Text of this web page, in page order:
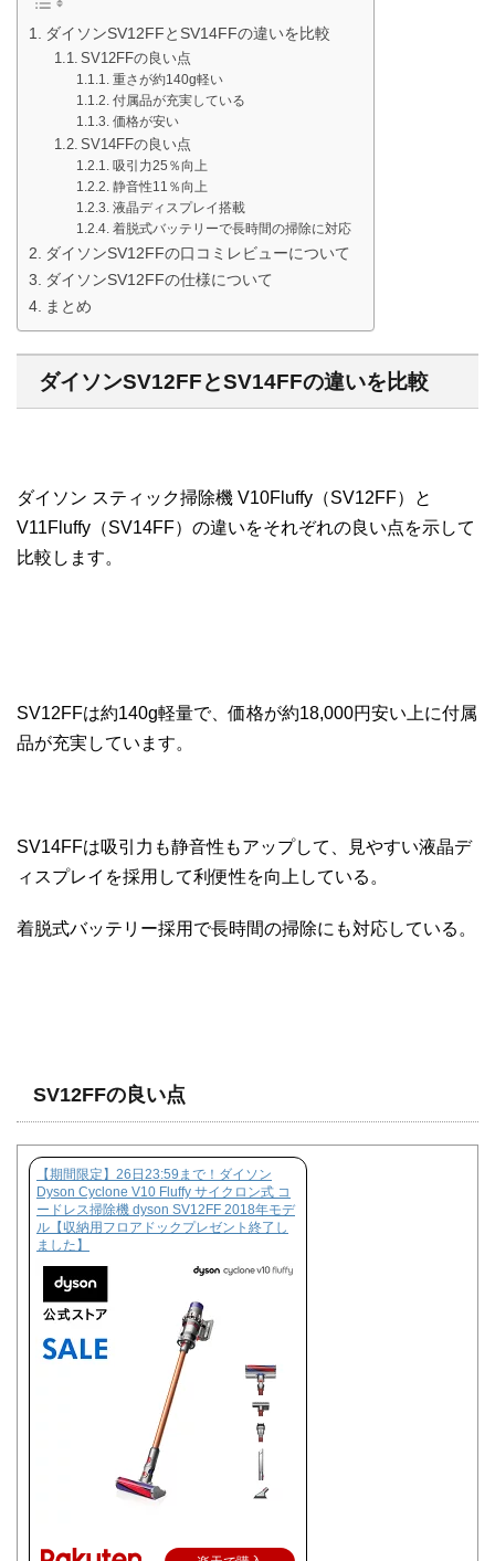
ダイソンSV12FFとSV14FFの違いを比較
SV12FFの良い点
重さが約140g軽い
付属品が充実している
価格が安い
SV14FFの良い点
吸引力25％向上
静音性11％向上
液晶ディスプレイ搭載
着脱式バッテリーで長時間の掃除に対応
ダイソンSV12FFの口コミレビューについて
ダイソンSV12FFの仕様について
まとめ
ダイソンSV12FFとSV14FFの違いを比較
ダイソン スティック掃除機 V10Fluffy（SV12FF）と
V11Fluffy（SV14FF）の違いをそれぞれの良い点を示して
比較します。
SV12FFは約140g軽量で、価格が約18,000円安い上に付属
品が充実しています。
SV14FFは吸引力も静音性もアップして、見やすい液晶デ
ィスプレイを採用して利便性を向上している。
着脱式バッテリー採用で長時間の掃除にも対応している。
SV12FFの良い点
【期間限定】26日23:59まで！ダイソン
Dyson Cyclone V10 Fluffy サイクロン式 コ
ードレス掃除機 dyson SV12FF 2018年モデ
ル【収納用フロアドックプレゼント終了し
ました】